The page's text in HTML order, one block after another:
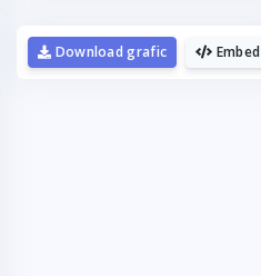
Embed
Download grafic